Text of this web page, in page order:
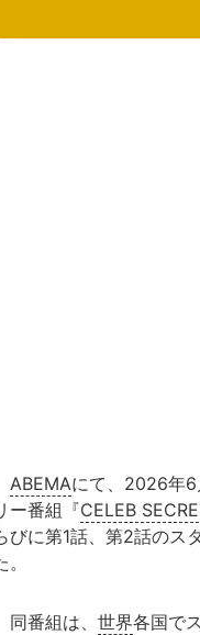
ABEMAにて、2026年6
ー番組『CELEB
びに第1話、第2話のス
。
同番組は、 世界各国で